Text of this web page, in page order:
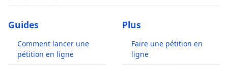
Guides
Comment lancer une
pétition en ligne
Plus
Faire une pétition en
ligne